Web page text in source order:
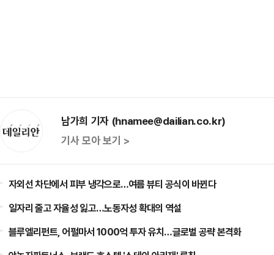
남가희 기자 (hnamee@dailian.co.kr)
기사 모아 보기 >
자외선 차단에서 피부 냉각으로…여름 뷰티 공식이 바뀐다
일자리 줄고 자율성 잃고…노동자성 확대의 역설
블루엘리펀트, 어펄마서 1000억 투자 유치…글로벌 공략 본격화